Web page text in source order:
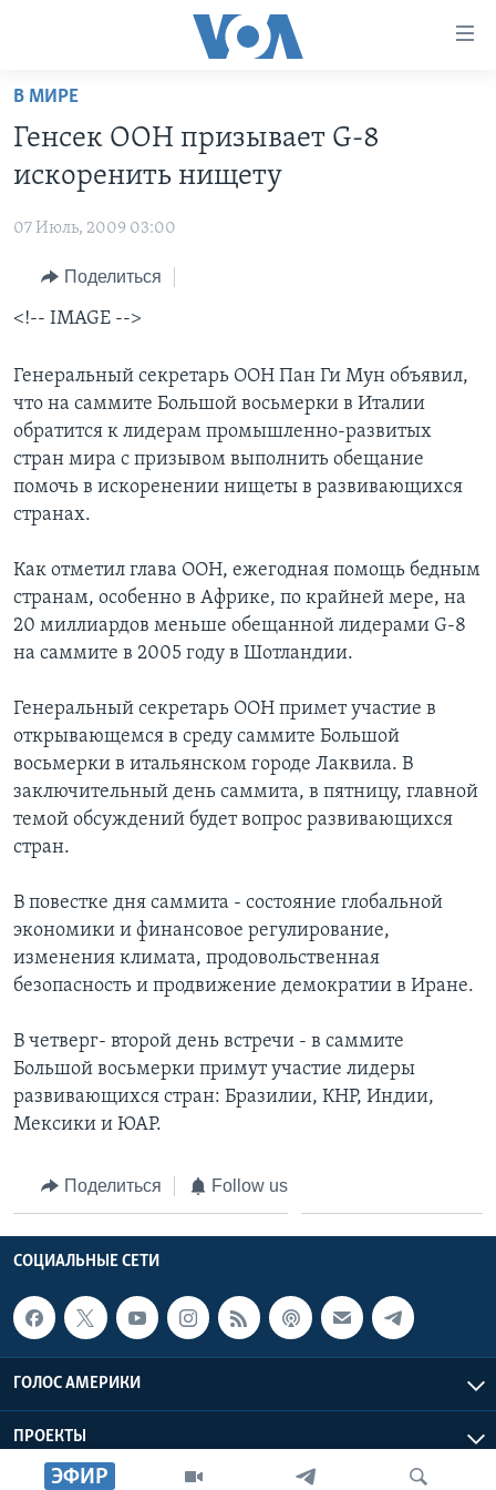
Перейти
основной
контент
Перейти
навигации
Перейти
поиск
НОВОСТИ ЗА МИНУТУ
ИТОГИ
ПОЧЕМУ ЭТО ВАЖНО?
ДЕТАЛИ
НЬЮ-ЙОРК NEW YORK
ПРОЕКТЫ
УЧИМ АНГЛИЙСКИЙ
НАША АМЕРИКАНСКАЯ ИСТОРИЯ
А КАК В АМЕРИКЕ?
АМЕРИКАНСКИЕ ГОРОДКИ
ТЕСТЫ
ЭКСПЕРТИЗА
ИНТЕРВЬЮ
ФАКТЫ ПРОТИВ ФЕЙКОВ
УЧИМ АНГЛИЙСКИЙ
ВИДЕО
ПОДПИСКА НА НОВОСТИ
СОЦИАЛЬНЫЕ СЕТИ
Языки
ЭФИР
В МИРЕ
Генсек ООН призывает G-8
искоренить нищету
07 Июль, 2009 03:00
Поделиться
<!-- IMAGE -->
Генеральный секретарь ООН Пан Ги Мун объявил,
что на саммите Большой восьмерки в Италии
обратится к лидерам промышленно-развитых
стран мира с призывом выполнить обещание
помочь в искоренении нищеты в развивающихся
странах.
Как отметил глава ООН, ежегодная помощь бедным
странам, особенно в Африке, по крайней мере, на
20 миллиардов меньше обещанной лидерами G-8
на саммите в 2005 году в Шотландии.
Генеральный секретарь ООН примет участие в
открывающемся в среду саммите Большой
восьмерки в итальянском городе Лаквила. В
заключительный день саммита, в пятницу, главной
темой обсуждений будет вопрос развивающихся
стран.
В повестке дня саммита - состояние глобальной
экономики и финансовое регулирование,
изменения климата, продовольственная
безопасность и продвижение демократии в Иране.
В четверг- второй день встречи - в саммите
Большой восьмерки примут участие лидеры
развивающихся стран: Бразилии, КНР, Индии,
Мексики и ЮАР.
Поделиться Follow us
СОЦИАЛЬНЫЕ СЕТИ
ГОЛОС АМЕРИКИ
ПРОЕКТЫ